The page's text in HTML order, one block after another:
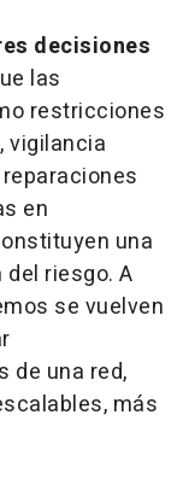
decisiones
las
restricciones
vigilancia
en
una
riesgo. A
se vuelven
de una red,
más